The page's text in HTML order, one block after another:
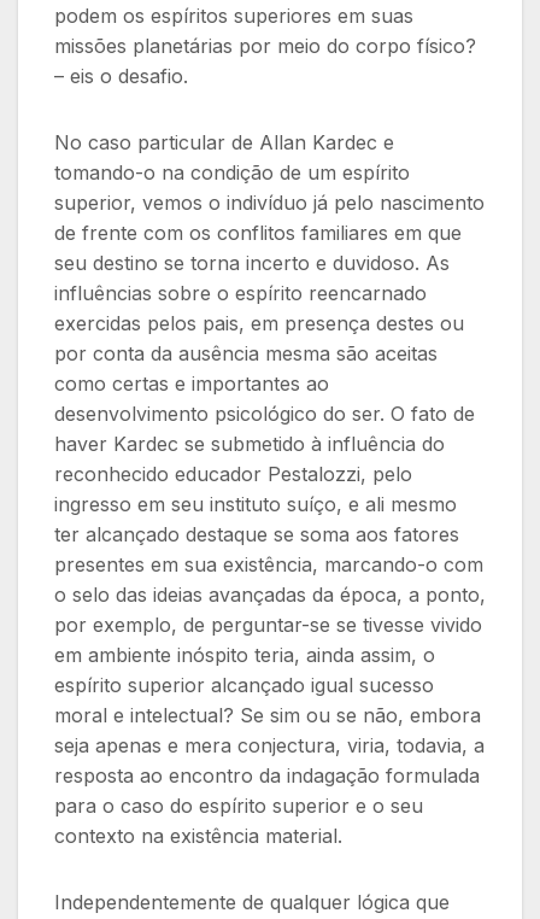
podem os espíritos superiores em suas
missões planetárias por meio do corpo físico?
– eis o desafio.
No caso particular de Allan Kardec e
tomando-o na condição de um espírito
superior, vemos o indivíduo já pelo nascimento
de frente com os conflitos familiares em que
seu destino se torna incerto e duvidoso. As
influências sobre o espírito reencarnado
exercidas pelos pais, em presença destes ou
por conta da ausência mesma são aceitas
como certas e importantes ao
desenvolvimento psicológico do ser. O fato de
haver Kardec se submetido à influência do
reconhecido educador Pestalozzi, pelo
ingresso em seu instituto suíço, e ali mesmo
ter alcançado destaque se soma aos fatores
presentes em sua existência, marcando-o com
o selo das ideias avançadas da época, a ponto,
por exemplo, de perguntar-se se tivesse vivido
em ambiente inóspito teria, ainda assim, o
espírito superior alcançado igual sucesso
moral e intelectual? Se sim ou se não, embora
seja apenas e mera conjectura, viria, todavia, a
resposta ao encontro da indagação formulada
para o caso do espírito superior e o seu
contexto na existência material.
Independentemente de qualquer lógica que